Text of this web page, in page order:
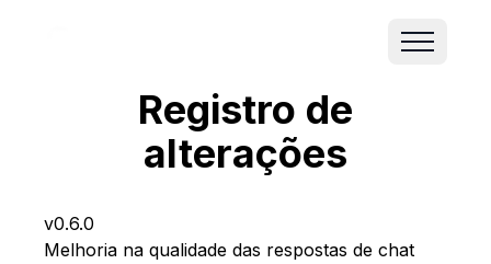
Registro de
alterações
v0.6.0
Melhoria na qualidade das respostas de chat